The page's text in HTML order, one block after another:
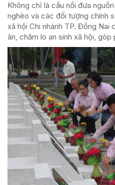
Không chỉ là cầu nối đưa
nghèo và các đối tượng chính
xã hội Chi nhánh TP. Đồng Nai
ân, chăm lo an sinh xã hội, góp